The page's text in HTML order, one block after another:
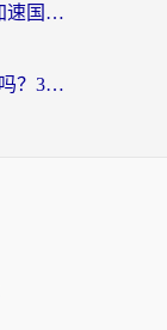
身在海外，如何选择一款靠谱的加速国内网络的加速器？
海外党必看：vpn回大陆免费靠谱吗？3步选对加速器实现无缝刷国内资源